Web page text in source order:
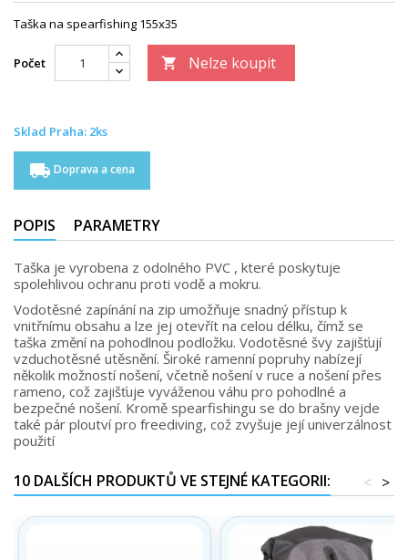
Taška na spearfishing 155x35
Počet  Nelze koupit
Sklad Praha: 2ks
local_shipping Doprava a cena
POPIS PARAMETRY
Taška je vyrobena z odolného PVC , které poskytuje
spolehlivou ochranu proti vodě a mokru.
Vodotěsné zapínání na zip umožňuje snadný přístup k
vnitřnímu obsahu a lze jej otevřít na celou délku, čímž se
taška změní na pohodlnou podložku. Vodotěsné švy zajišťují
vzduchotěsné utěsnění. Široké ramenní popruhy nabízejí
několik možností nošení, včetně nošení v ruce a nošení přes
rameno, což zajišťuje vyváženou váhu pro pohodlné a
bezpečné nošení. Kromě spearfishingu se do brašny vejde
také pár ploutví pro freediving, což zvyšuje její univerzálnost
použití
10 DALŠÍCH PRODUKTŮ VE STEJNÉ KATEGORII: >
<